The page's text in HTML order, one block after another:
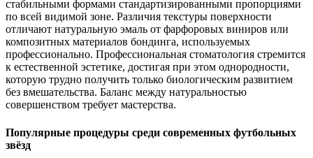
стабильными формами стандартизированными пропорциями
по всей видимой зоне. Различия текстуры поверхности
отличают натуральную эмаль от фарфоровых виниров или
композитных материалов бондинга, используемых
профессионально. Профессиональная стоматология стремится
к естественной эстетике, достигая при этом однородности,
которую трудно получить только биологическим развитием
без вмешательства. Баланс между натуральностью
совершенством требует мастерства.
Популярные процедуры среди современных футбольных
звёзд